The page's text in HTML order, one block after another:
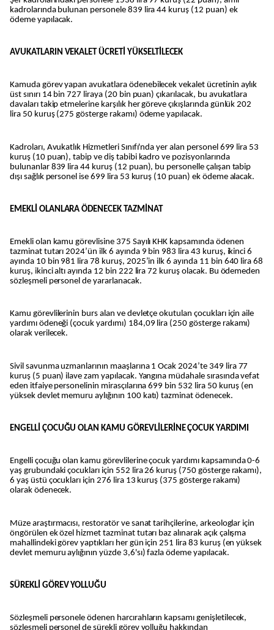
kadrolarında bulunan personele 839 lira 44 kuruş (12 puan) ek
ödeme yapılacak.
AVUKATLARIN VEKALET ÜCRETİ YÜKSELTİLECEK
Kamuda görev yapan avukatlara ödenebilecek vekalet ücretinin aylık
üst sınırı 14 bin 727 liraya (20 bin puan) çıkarılacak, bu avukatlara
davaları takip etmelerine karşılık her göreve çıkışlarında günlük 202
lira 50 kuruş (275 gösterge rakamı) ödeme yapılacak.
Kadroları, Avukatlık Hizmetleri Sınıfı'nda yer alan personel 699 lira 53
kuruş (10 puan), tabip ve diş tabibi kadro ve pozisyonlarında
bulunanlar 839 lira 44 kuruş (12 puan), bu personelle çalışan tabip
dışı sağlık personel ise 699 lira 53 kuruş (10 puan) ek ödeme alacak.
EMEKLİ OLANLARA ÖDENECEK TAZMİNAT
Emekli olan kamu görevlisine 375 Sayılı KHK kapsamında ödenen
tazminat tutarı 2024’ün ilk 6 ayında 9 bin 983 lira 43 kuruş, ikinci 6
ayında 10 bin 981 lira 78 kuruş, 2025’in ilk 6 ayında 11 bin 640 lira 68
kuruş, ikinci altı ayında 12 bin 222 lira 72 kuruş olacak. Bu ödemeden
sözleşmeli personel de yararlanacak.
Kamu görevlilerinin burs alan ve devletçe okutulan çocukları için aile
yardımı ödeneği (çocuk yardımı) 184,09 lira (250 gösterge rakamı)
olarak verilecek.
Sivil savunma uzmanlarının maaşlarına 1 Ocak 2024’te 349 lira 77
kuruş (5 puan) ilave zam yapılacak. Yangına müdahale sırasında vefat
eden itfaiye personelinin mirasçılarına 699 bin 532 lira 50 kuruş (en
yüksek devlet memuru aylığının 100 katı) tazminat ödenecek.
ENGELLİ ÇOCUĞU OLAN KAMU GÖREVLİLERİNE ÇOCUK YARDIMI
Engelli çocuğu olan kamu görevlilerine çocuk yardımı kapsamında 0-6
yaş grubundaki çocukları için 552 lira 26 kuruş (750 gösterge rakamı),
6 yaş üstü çocukları için 276 lira 13 kuruş (375 gösterge rakamı)
olarak ödenecek.
Müze araştırmacısı, restoratör ve sanat tarihçilerine, arkeologlar için
öngörülen ek özel hizmet tazminat tutarı baz alınarak açık çalışma
mahallindeki görev yaptıkları her gün için 251 lira 83 kuruş (en yüksek
devlet memuru aylığının yüzde 3,6'sı) fazla ödeme yapılacak.
SÜREKLİ GÖREV YOLLUĞU
Sözleşmeli personele ödenen harcırahların kapsamı genişletilecek,
sözleşmeli personel de sürekli görev yolluğu hakkından